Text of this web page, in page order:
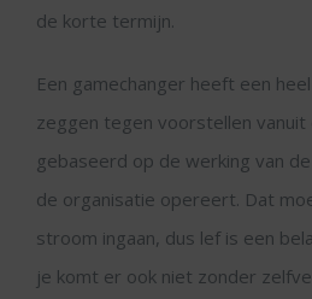
de korte termijn.
Een gamechanger heeft een
zeggen tegen voorstellen
gebaseerd op de werking van
de organisatie opereert. Dat
stroom ingaan, dus lef is een
je komt er ook niet zonder